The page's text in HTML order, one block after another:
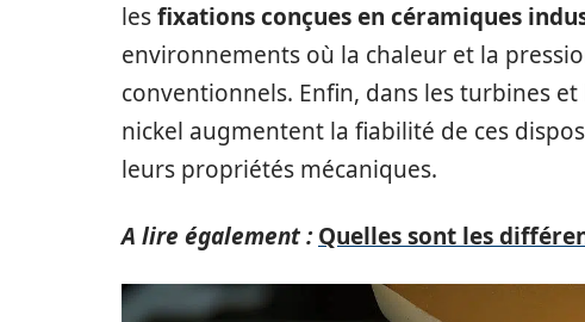
lesfixations conçues en céramiques
environnements où la chaleur et la
conventionnels. Enfin, dans les turbines
nickel augmentent la fiabilité de ces
leurs propriétés mécaniques.
A lire également : Quelles sont les